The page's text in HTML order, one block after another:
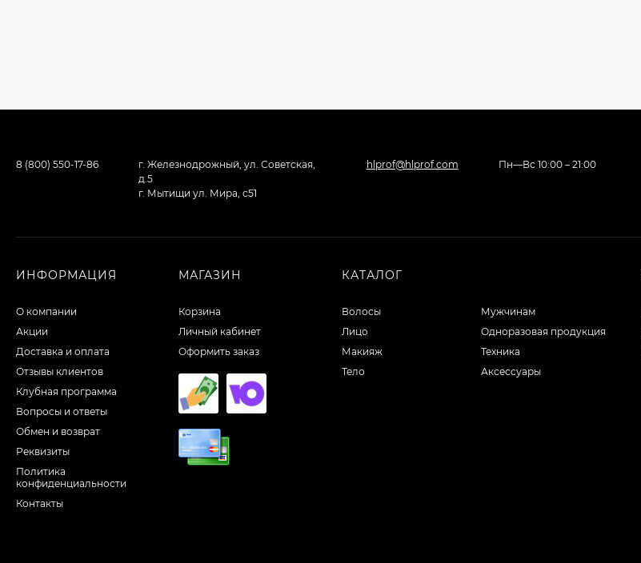
8 (800) 550-17-86
г. Железнодрожный, ул. Советская,
д.5
г. Мытищи ул. Мира, с51
hlprof@hlprof.com Пн—Вс 10:00 – 21:00
ИНФОРМАЦИЯ
О компании
Акции
Доставка и оплата
Отзывы клиентов
Клубная программа
Вопросы и ответы
Обмен и возврат
Реквизиты
Политика
конфиденциальности
Контакты
МАГАЗИН
Корзина
Личный кабинет
Оформить заказ
КАТАЛОГ
Волосы
Лицо
Макияж
Тело
Мужчинам
Одноразовая продукция
Техника
Аксессуары